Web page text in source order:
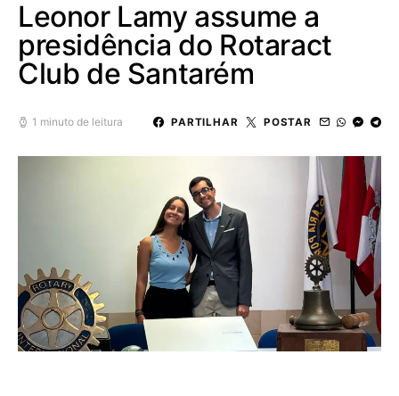
Leonor Lamy assume a
presidência do Rotaract
Club de Santarém
1 minuto de leitura PARTILHAR POSTAR